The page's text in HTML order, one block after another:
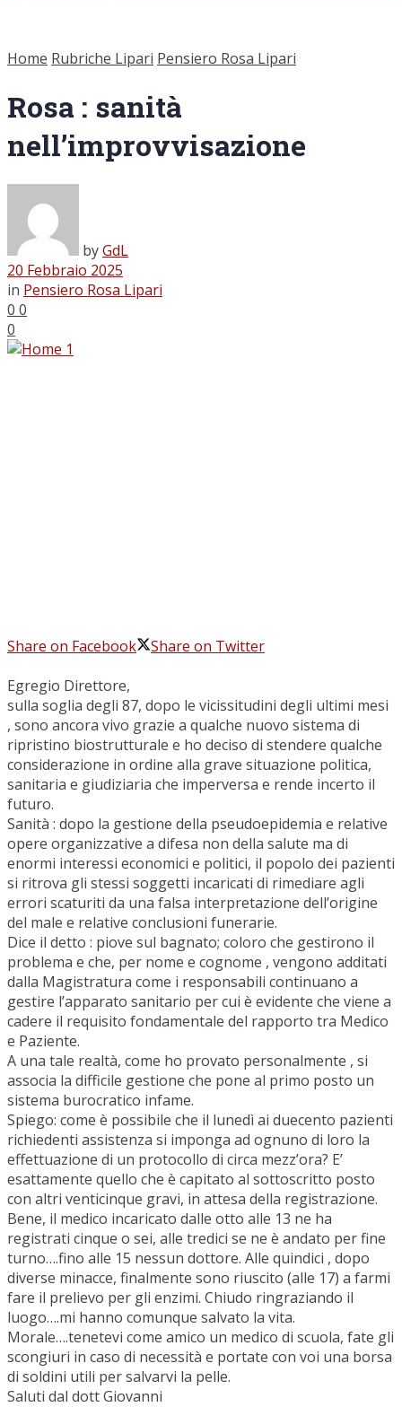
Home Rubriche Lipari Pensiero Rosa Lipari
Rosa : sanità
nell’improvvisazione
byGdL
20 Febbraio 2025
in Pensiero Rosa Lipari
0 0
0
Share on Facebook
Share on Twitter
Egregio Direttore,
sulla soglia degli 87, dopo le vicissitudini degli ultimi mesi
, sono ancora vivo grazie a qualche nuovo sistema di
ripristino biostrutturale e ho deciso di stendere qualche
considerazione in ordine alla grave situazione politica,
sanitaria e giudiziaria che imperversa e rende incerto il
futuro.
Sanità : dopo la gestione della pseudoepidemia e relative
opere organizzative a difesa non della salute ma di
enormi interessi economici e politici, il popolo dei pazienti
si ritrova gli stessi soggetti incaricati di rimediare agli
errori scaturiti da una falsa interpretazione dell’origine
del male e relative conclusioni funerarie.
Dice il detto : piove sul bagnato; coloro che gestirono il
problema e che, per nome e cognome , vengono additati
dalla Magistratura come i responsabili continuano a
gestire l’apparato sanitario per cui è evidente che viene a
cadere il requisito fondamentale del rapporto tra Medico
e Paziente.
A una tale realtà, come ho provato personalmente , si
associa la difficile gestione che pone al primo posto un
sistema burocratico infame.
Spiego: come è possibile che il lunedì ai duecento pazienti
richiedenti assistenza si imponga ad ognuno di loro la
effettuazione di un protocollo di circa mezz’ora? E’
esattamente quello che è capitato al sottoscritto posto
con altri venticinque gravi, in attesa della registrazione.
Bene, il medico incaricato dalle otto alle 13 ne ha
registrati cinque o sei, alle tredici se ne è andato per fine
turno….fino alle 15 nessun dottore. Alle quindici , dopo
diverse minacce, finalmente sono riuscito (alle 17) a farmi
fare il prelievo per gli enzimi. Chiudo ringraziando il
luogo….mi hanno comunque salvato la vita.
Morale….tenetevi come amico un medico di scuola, fate gli
scongiuri in caso di necessità e portate con voi una borsa
di soldini utili per salvarvi la pelle.
Saluti dal dott Giovanni